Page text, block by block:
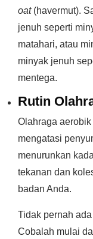
oat(havermut).
jenuh seperti
matahari, atau
minyak jenuh
mentega.
Rutin
Olahraga
mengatasi
menurunkan
tekanan dan
badan Anda.
Tidak pernah
Cobalah mulai